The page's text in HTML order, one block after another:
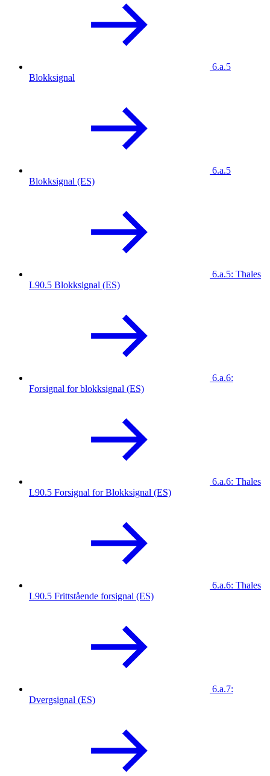
6.a.5
Blokksignal
6.a.5
Blokksignal (ES)
6.a.5: Thales
L90.5 Blokksignal (ES)
6.a.6:
Forsignal for blokksignal (ES)
6.a.6: Thales
L90.5 Forsignal for Blokksignal (ES)
6.a.6: Thales
L90.5 Frittstående forsignal (ES)
6.a.7:
Dvergsignal (ES)